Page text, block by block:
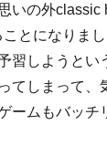
いの外
とになりま
習しようとい
てしまって、
ームもバッチ